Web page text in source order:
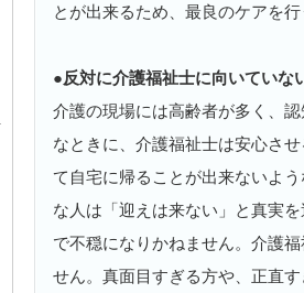
とが出来るため、最良のケアを
●反対に介護福祉士に向いていな
介護の現場には高齢者が多く、
なときに、介護福祉士は安心さ
て自宅に帰ることが出来ないよ
な人は「迎えは来ない」と真実
で不穏になりかねません。介護
せん。真面目すぎる方や、正直